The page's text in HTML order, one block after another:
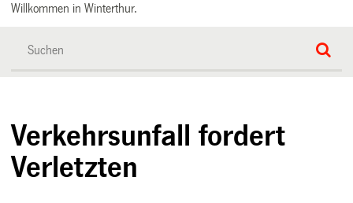
Willkommen in Winterthur.
Verkehrsunfall fordert
Verletzten